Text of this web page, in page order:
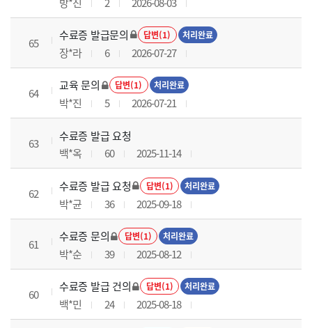
65
수료증 발급문의 답변(1) 처리완료
장*라 6 2026-07-27
64
교육 문의 답변(1) 처리완료
박*진 5 2026-07-21
63
수료증 발급 요청
백*옥
60 2025-11-14
62
수료증 발급 요청 답변(1) 처리완료
박*균 36 2025-09-18
61
수료증 문의 답변(1) 처리완료
박*순 39 2025-08-12
60
수료증 발급 건의 답변(1) 처리완료
백*민 24 2025-08-18